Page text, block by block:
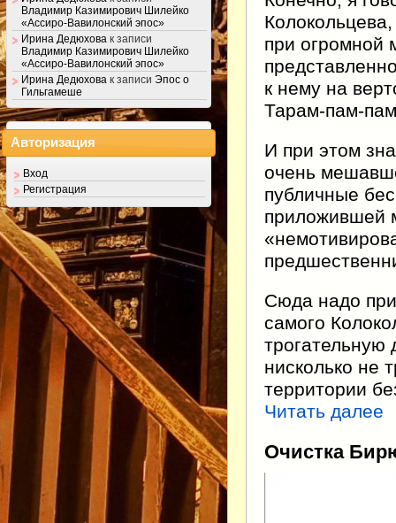
при огромной
к нему на
Тарам-пам-
И при этом
очень
публичные
приложившей
Сюда надо
самого
нисколько не
территории
Читать далее
Очистка
Владимир Казимирович Шилейко
«Ассиро-Вавилонский эпос»
Ирина Дедюхова к записи
Владимир Казимирович Шилейко
«Ассиро-Вавилонский эпос»
Ирина Дедюхова к записи Эпос о
Гильгамеше
Авторизация
Вход
Регистрация